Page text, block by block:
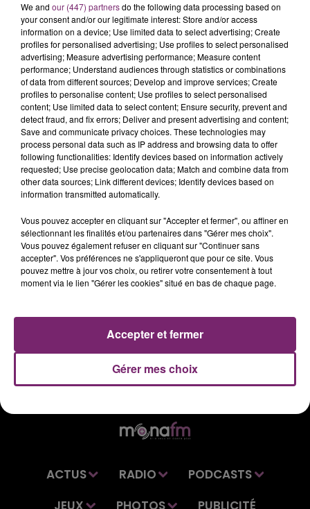
Hélène Damade
L'actualité de ce jeudi 3 juillet à 12h, sur Mona FM
3 juillet 2025 - 3 min 5 sec
L'ACTUALITÉ DE CE JEUDI 3 JUILLET À 12H, SUR
MONA FM
Retrouvez vos dernières informations régionales dans
le journal de 12h, sur Mona FM.
ACTUS RADIO
PODCASTS
We and our (447) partnersdo the following data processing based on
your consent and/or our legitimate interest: Store and/or access
information on a device; Use limited data to select advertising; Create
profiles for personalised advertising; Use profiles to select personalised
advertising; Measure advertising performance; Measure content
performance; Understand audiences through statistics or combinations
of data from different sources; Develop and improve services; Create
profiles to personalise content; Use profiles to select personalised
content; Use limited data to select content; Ensure security, prevent and
detect fraud, and fix errors; Deliver and present advertising and content;
Save and communicate privacy choices. These technologies may
process personal data such as IP address and browsing data to offer
following functionalities: Identify devices based on information actively
requested; Use precise geolocation data; Match and combine data from
other data sources; Link different devices; Identify devices based on
information transmitted automatically.
Vous pouvez accepter en cliquant sur "Accepter et fermer", ou affiner en
sélectionnant les finalités et/ou partenaires dans "Gérer mes choix".
Vous pouvez également refuser en cliquant sur "Continuer sans
accepter". Vos préférences ne s'appliqueront que pour ce site. Vous
pouvez mettre à jour vos choix, ou retirer votre consentement à tout
moment via le lien "Gérer les cookies" situé en bas de chaque page.
Gérer mes choix
Accepter et fermer